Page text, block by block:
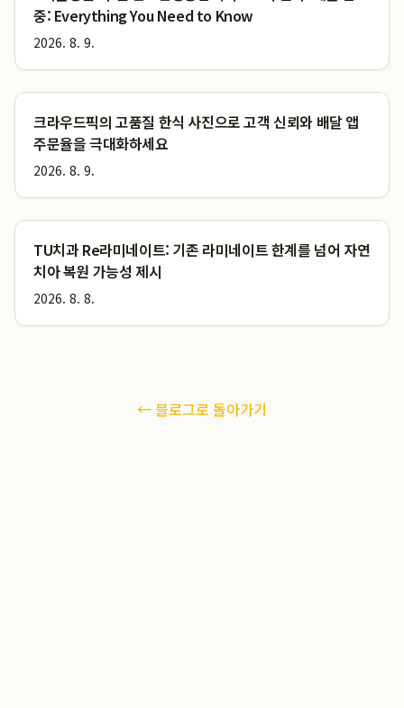
중: Everything You Need to Know
2026. 8. 9.
크라우드픽의 고품질 한식 사진으로 고객 신뢰와 배달 앱
주문율을 극대화하세요
2026. 8. 9.
TU치과 Re라미네이트: 기존 라미네이트 한계를 넘어 자연
치아 복원 가능성 제시
2026. 8. 8.
← 블로그로 돌아가기